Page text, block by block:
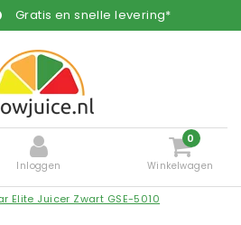
en snelle levering*
Inloggen
0
Winkelwagen
Elite Juicer Zwart GSE-5010